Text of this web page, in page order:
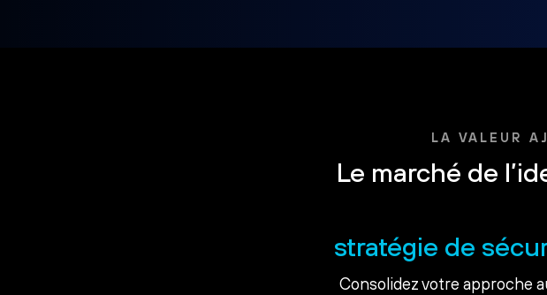
LA VALEUR
Le marché de
stratégie de
Consolidez votre approche